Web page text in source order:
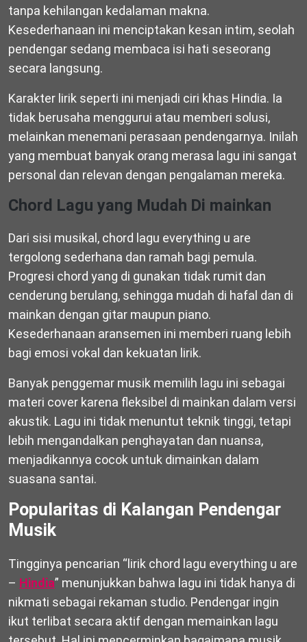
tanpa kehilangan kedalaman makna.
Kesederhanaan ini menciptakan kesan intim, seolah
pendengar sedang membaca isi hati seseorang
secara langsung.
Karakter lirik seperti ini menjadi ciri khas Hindia. Ia
tidak berusaha menggurui atau memberi solusi,
melainkan menemani perasaan pendengarnya. Inilah
yang membuat banyak orang merasa lagu ini sangat
personal dan relevan dengan pengalaman mereka.
Chord Lagu yang Mudah Di mainkan
Dari sisi musikal, chord lagu everything u are
tergolong sederhana dan ramah bagi pemula.
Progresi chord yang di gunakan tidak rumit dan
cenderung berulang, sehingga mudah di hafal dan di
mainkan dengan gitar maupun piano.
Kesederhanaan aransemen ini memberi ruang lebih
bagi emosi vokal dan kekuatan lirik.
Banyak penggemar musik memilih lagu ini sebagai
materi cover karena fleksibel di mainkan dalam versi
akustik. Lagu ini tidak menuntut teknik tinggi, tetapi
lebih mengandalkan penghayatan dan nuansa,
menjadikannya cocok untuk dimainkan dalam
suasana santai.
Popularitas di Kalangan Pendengar
Musik
Tingginya pencarian “lirik chord lagu everything u are
– Hindia” menunjukkan bahwa lagu ini tidak hanya di
nikmati sebagai rekaman studio. Pendengar ingin
ikut terlibat secara aktif dengan memainkan lagu